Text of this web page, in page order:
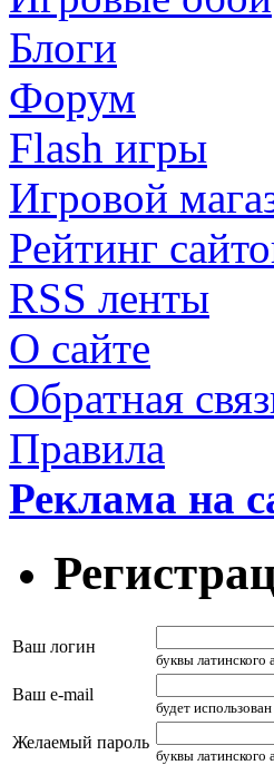
Блоги
Форум
Flash игры
Игровой
Рейтинг
RSS ленты
О сайте
Обратная
Правила
Реклама на
Ваш логин
буквы
Ваш e-mail
будет
Желаемый пароль
буквы